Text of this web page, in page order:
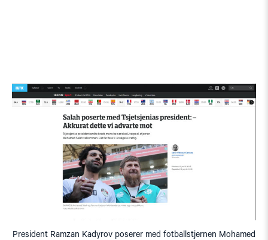
President Ramzan Kadyrov poserer med fotballstjernen Mohamed